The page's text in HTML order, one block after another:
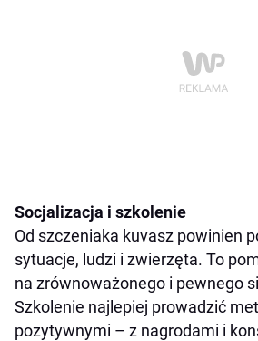
Socjalizacja i szkolenie
Od szczeniaka kuvasz powinien
sytuacje, ludzi i zwierzęta. To
na zrównoważonego i pewnego
Szkolenie najlepiej prowadzić
pozytywnymi – z nagrodami i